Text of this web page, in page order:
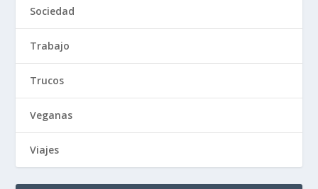
Sociedad
Trabajo
Trucos
Veganas
Viajes